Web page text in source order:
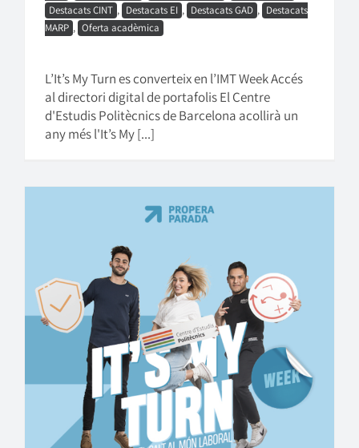
Destacats CINT , Destacats EI , Destacats GAD , Destacats
MARP , Oferta acadèmica
L’It’s My Turn es converteix en l’IMT Week Accés
al directori digital de portafolis El Centre
d'Estudis Politècnics de Barcelona acollirà un
any més l'It’s My [...]